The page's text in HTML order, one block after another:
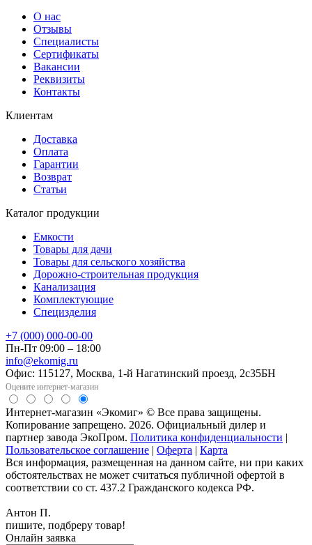
О нас
Отзывы
Специалисты
Сертификаты
Вакансии
Реквизиты
Контакты
Клиентам
Доставка
Оплата
Гарантии
Возврат
Статьи
Каталог продукции
Емкости
Товары для дачи
Товары для сельского хозяйства
Дорожно-строительная продукция
Канализация
Комплектующие
Специзделия
+7 (000) 000-00-00
Пн-Пт 09:00 – 18:00
info@ekomig.ru
Офис: 115127, Москва, 1-й Нагатинский проезд, 2с35БН
Оцените интернет-магазин
Интернет-магазин «Экомиг» © Все права защищены.
Копирование запрещено. 2026. Официальный дилер и
партнер завода ЭкоПром. Политика конфиденциальности |
Пользовательское соглашение | Оферта | Карта
Вся информация, размещенная на данном сайте, ни при каких
обстоятельствах не может считаться публичной офертой в
соответствии со ст. 437.2 Гражданского кодекса РФ.
Антон П.
пишите, подбреру товар!
Онлайн заявка